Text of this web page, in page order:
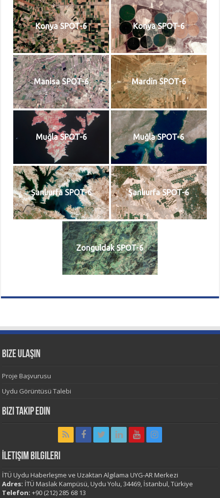
Konya SPOT-6 Konya SPOT-6
Manisa SPOT-6 Mardin SPOT-6
Muğla SPOT-6 Muğla SPOT-6
Şanlıurfa SPOT-6 Şanlıurfa SPOT-6
Zonguldak SPOT-6
Bize Ulaşın
Proje Başvurusu
Uydu Görüntüsü Talebi
Bizi Takip Edin
İletişim Bilgileri
İTÜ Uydu Haberleşme ve Uzaktan Algılama UYG-AR Merkezi
Adres: İTÜ Maslak Kampüsü, Uydu Yolu, 34469, İstanbul, Türkiye
Telefon: +90 (212) 285 68 13